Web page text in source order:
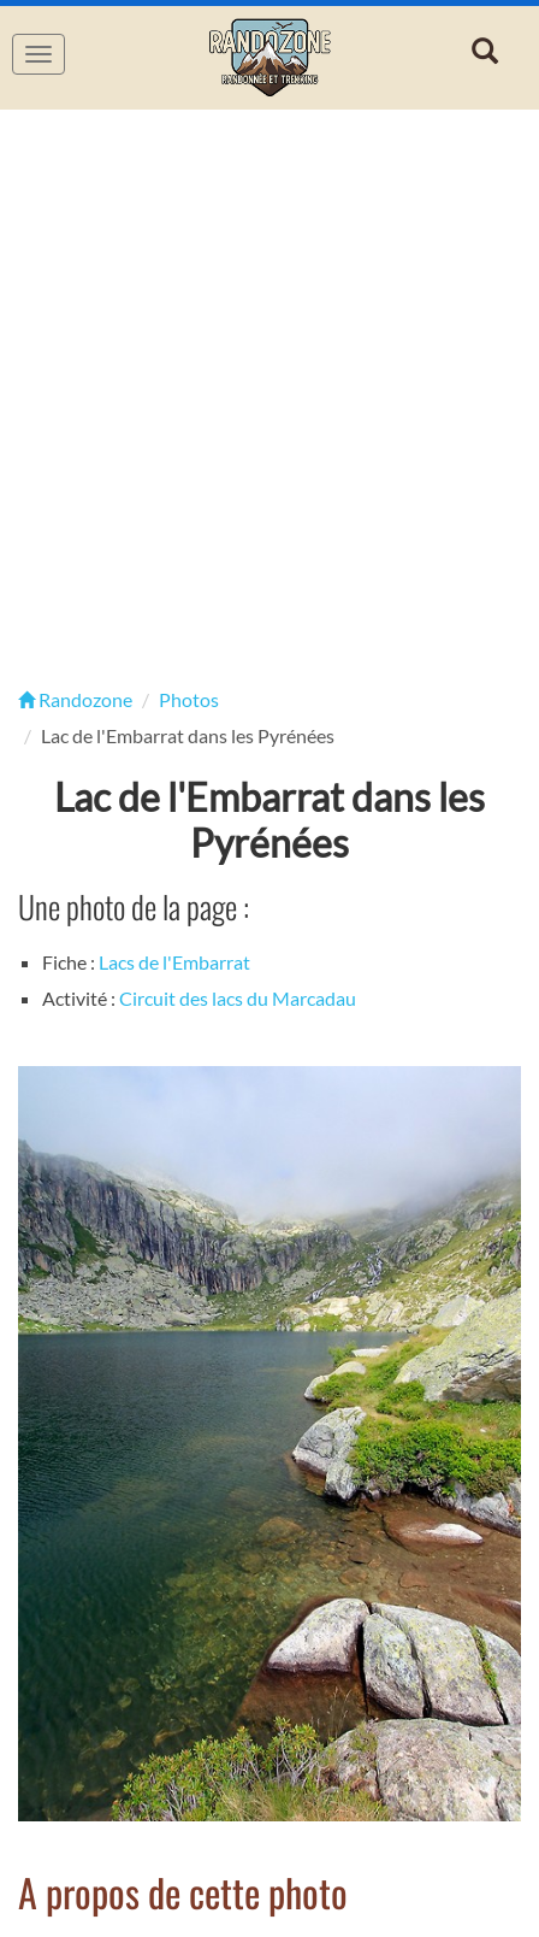
Navigation
Randozone
Photos
Lac de l'Embarrat dans les Pyrénées
Lac de l'Embarrat dans les
Pyrénées
Une photo de la page :
Fiche : Lacs de l'Embarrat
Activité : Circuit des lacs du Marcadau
A propos de cette photo